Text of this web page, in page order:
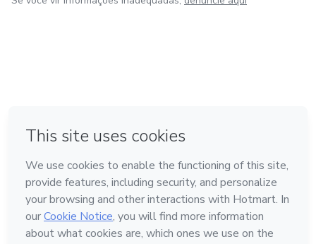
Feito com ❤ na Cidade do México
Conheça a Hotmart